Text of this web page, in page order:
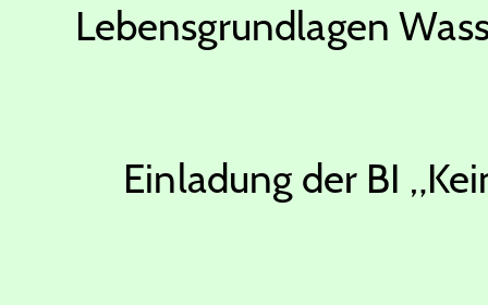
Lebensgrundlagen
Einladung der BI